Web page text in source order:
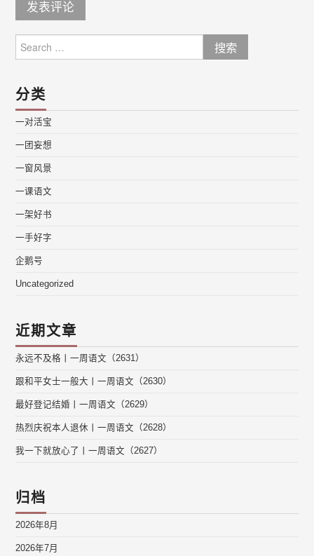
for:
分类
一对活宝
一团妄想
一窗风景
一课语文
一架好书
一手好字
企鹅号
Uncategorized
近期文章
永远不及格丨一周语文（2631）
跟和平女士一般大丨一周语文（2630）
最好登记结婚丨一周语文（2629）
热烈庆祝本人退休丨一周语文（2628）
我一下就放心了丨一周语文（2627）
归档
2026年8月
2026年7月